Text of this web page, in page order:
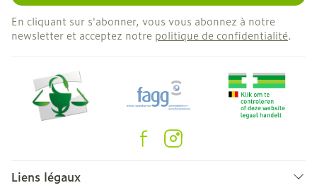
En cliquant sur s'abonner, vous vous abonnez à notre
newsletter et acceptez notre politique de confidentialité.
Liens légaux